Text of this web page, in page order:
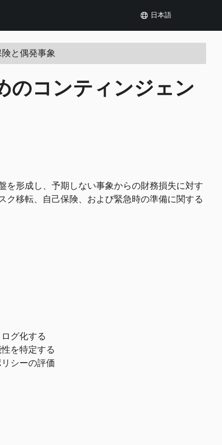
日本語
と偶発事象
のコンティンジェン
形成し、予期しない事象からの財務損失に対す
移転、自己保険、および緊急時の準備に関する
グ化する
を特定する
シーの評価